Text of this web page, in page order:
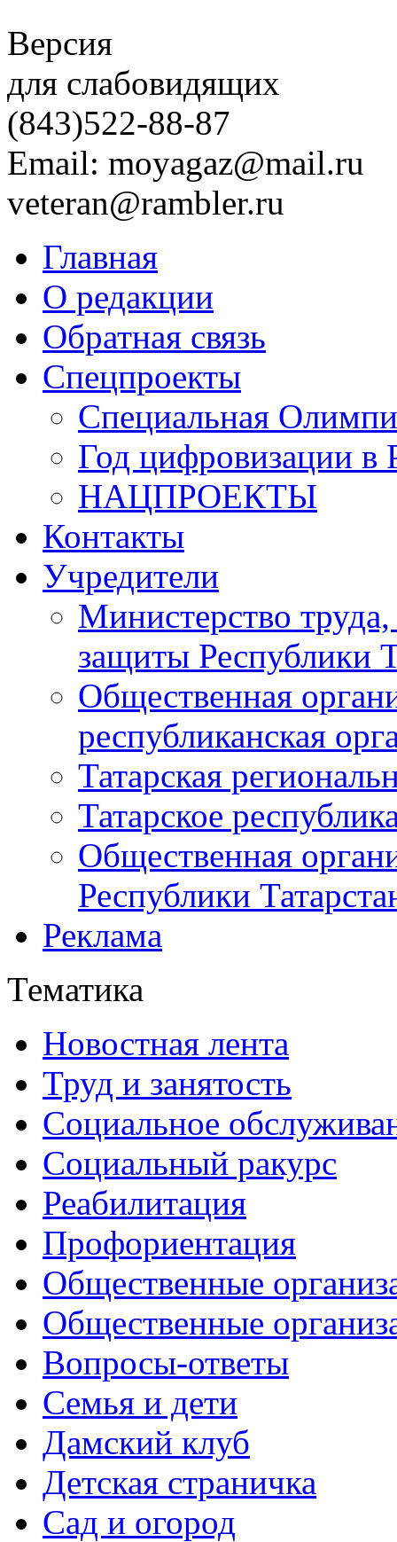
Версия
для слабовидящих
(843)522-88-87
Email: moyagaz@mail.ru
veteran@rambler.ru
Главная
О редакции
Обратная связь
Спецпроекты
Специальная
Год цифровизации в
НАЦПРОЕКТЫ
Контакты
Учредители
Министерство
защиты Республики
Общественная
республиканская
Татарская
Татарское
Общественная
Республики
Реклама
Тематика
Новостная лента
Труд и занятость
Социальное
Социальный ракурс
Реабилитация
Профориентация
Общественные
Общественные
Вопросы-ответы
Семья и дети
Дамский клуб
Детская страничка
Сад и огород